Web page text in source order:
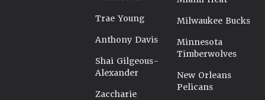
Trae Young
Anthony Davis
Shai Gilgeous-
Alexander
Zaccharie
Milwaukee Bucks
Minnesota
Timberwolves
New Orleans
Pelicans